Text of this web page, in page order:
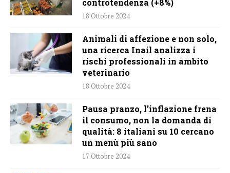
controtendenza (+8%)
18 Ottobre 2024
Animali di affezione e non solo,
una ricerca Inail analizza i
rischi professionali in ambito
veterinario
18 Ottobre 2024
Pausa pranzo, l’inflazione frena
il consumo, non la domanda di
qualità: 8 italiani su 10 cercano
un menù più sano
17 Ottobre 2024